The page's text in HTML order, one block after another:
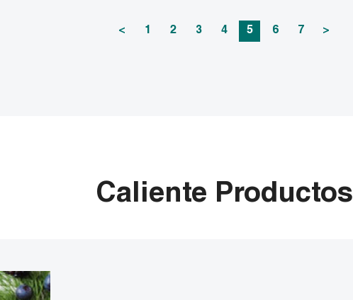
< 1 2 3 4 5 6 7 >
Caliente Productos